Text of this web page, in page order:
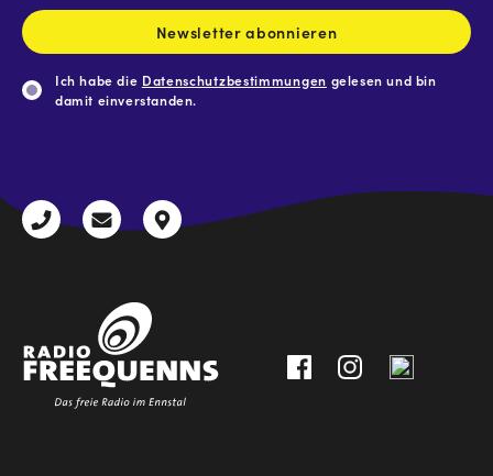
Newsletter abonnieren
Ich habe die Datenschutzbestimmungen gelesen und bin
damit einverstanden.
+43
radio@freequenns.at
Kulturhausstraße